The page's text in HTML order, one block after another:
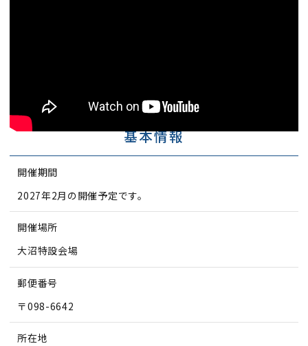
基本情報
開催期間
2027年2月の開催予定です。
開催場所
大沼特設会場
郵便番号
〒098-6642
所在地